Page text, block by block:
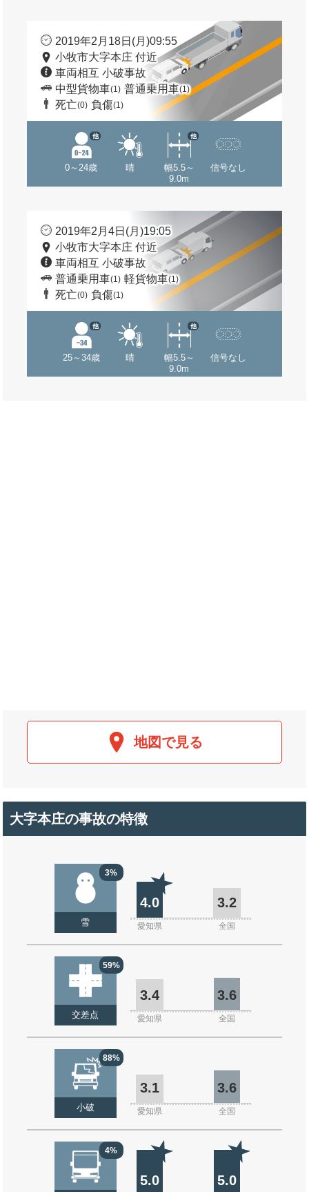
2019年2月18日(月)09:55
小牧市大字本庄 付近
車両相互 小破事故
中型貨物車(1) 普通乗用車(1)
死亡(0) 負傷(1)
0～24歳
他
晴
幅5.5～
9.0m
他
信号なし
2019年2月4日(月)19:05
小牧市大字本庄 付近
車両相互 小破事故
普通乗用車(1) 軽貨物車(1)
死亡(0) 負傷(1)
25～34歳
他
晴
幅5.5～
9.0m
他
信号なし
地図で見る
大字本庄の事故の特徴
3%
雪
4.0 3.2
愛知県 全国
59%
交差点
3.4 3.6
愛知県 全国
88%
小破
3.1 3.6
愛知県 全国
4%
5.0 5.0